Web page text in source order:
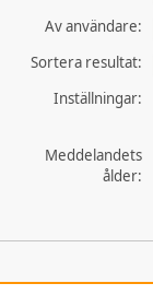
Av användare:
Sortera resultat:
Inställningar:
Meddelandets
ålder: